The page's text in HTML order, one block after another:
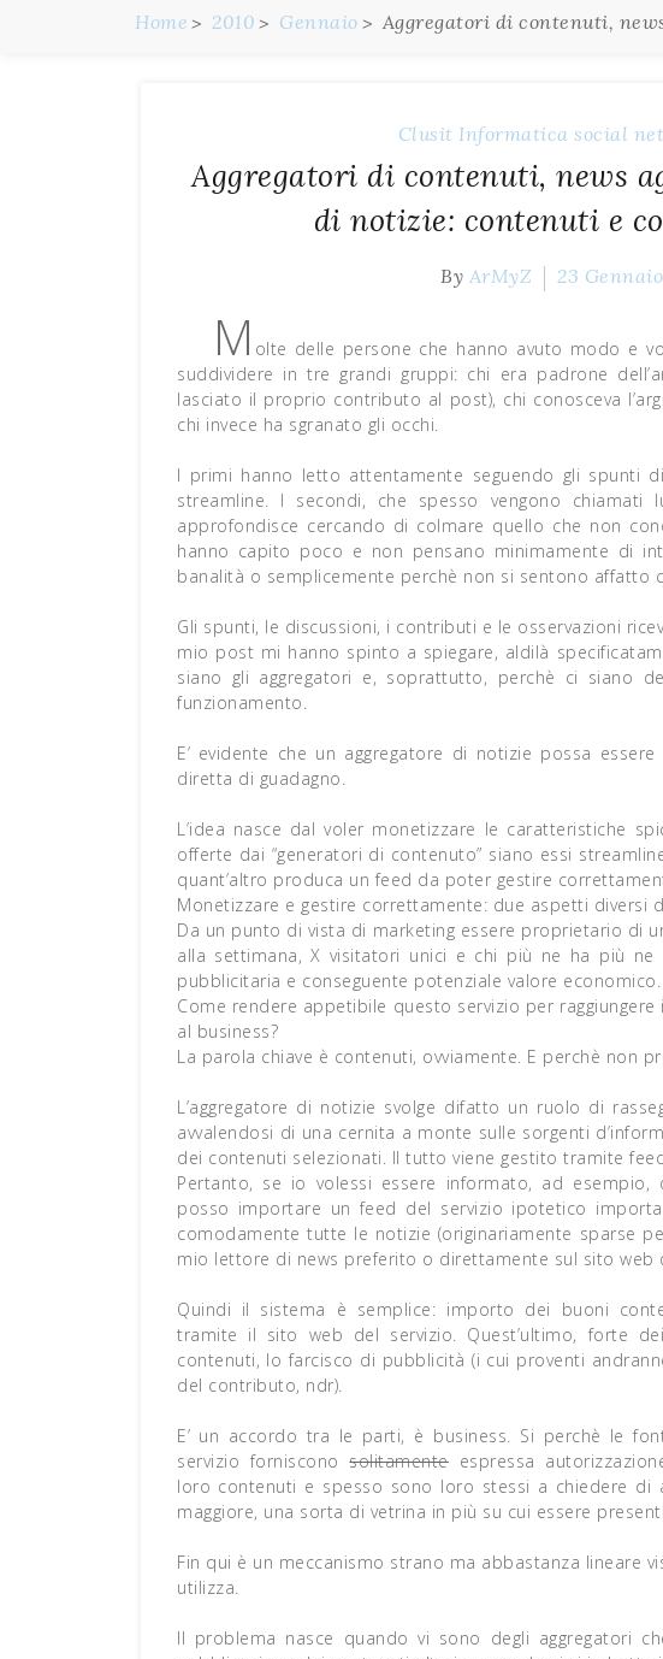
Home 2010 Gennaio Aggregatori di contenuti,
Clusit Informatica social
Aggregatori di contenuti, news
di notizie: contenuti e
By ArMyZ 23
M olte delle persone che hanno avuto modo e
suddividere in tre grandi gruppi: chi era padrone
lasciato il proprio contributo al post), chi conosceva
chi invece ha sgranato gli occhi.
I primi hanno letto attentamente seguendo gli spunti
streamline. I secondi, che spesso vengono chiamati
approfondisce cercando di colmare quello che non
hanno capito poco e non pensano minimamente di
banalità o semplicemente perchè non si sentono affatto
Gli spunti, le discussioni, i contributi e le osservazioni
mio post mi hanno spinto a spiegare, aldilà
siano gli aggregatori e, soprattutto, perchè ci siano
funzionamento.
E’ evidente che un aggregatore di notizie possa
diretta di guadagno.
L’idea nasce dal voler monetizzare le caratteristiche
offerte dai “generatori di contenuto” siano essi
quant’altro produca un feed da poter gestire
Monetizzare e gestire correttamente: due aspetti diversi
Da un punto di vista di marketing essere proprietario di
alla settimana, X visitatori unici e chi più ne ha più ne
pubblicitaria e conseguente potenziale valore economico.
Come rendere appetibile questo servizio per
al business?
La parola chiave è contenuti, ovviamente. E perchè non
L’aggregatore di notizie svolge difatto un ruolo di
avvalendosi di una cernita a monte sulle sorgenti
dei contenuti selezionati. Il tutto viene gestito tramite feed
Pertanto, se io volessi essere informato, ad
posso importare un feed del servizio ipotetico
comodamente tutte le notizie (originariamente sparse
mio lettore di news preferito o direttamente sul sito web
Quindi il sistema è semplice: importo dei buoni
tramite il sito web del servizio. Quest’ultimo, forte
contenuti, lo farcisco di pubblicità (i cui proventi
del contributo, ndr).
E’ un accordo tra le parti, è business. Si perchè le
servizio fornisconosolitamenteespressa
loro contenuti e spesso sono loro stessi a chiedere di
maggiore, una sorta di vetrina in più su cui essere
Fin qui è un meccanismo strano ma abbastanza lineare
utilizza.
Il problema nasce quando vi sono degli aggregatori